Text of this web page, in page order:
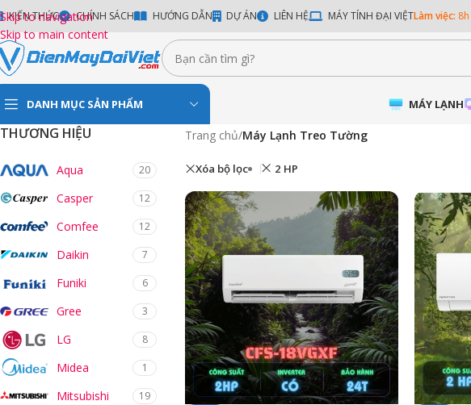
Skip to navigation
Skip to main content
KIẾN THỨC CHÍNH SÁCH HƯỚNG DẪN DỰ ÁN LIÊN HỆ MÁY TÍNH ĐẠI VIỆTLàm việc:
DANH MỤC SẢN PHẨM MÁY LẠNH
THƯƠNG HIỆU
Aqua 20
Casper 12
Comfee 12
Daikin 7
Funiki 6
Gree 3
LG 8
Midea 1
Mitsubishi 19
Trang chủ/Máy Lạnh Treo Tường
Xóa bộ lọc 2 HP